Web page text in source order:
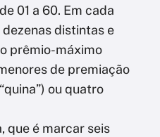
01 a 60. Em cada
distintas e
prêmio-máximo
de premiação
ou quatro
que é marcar seis